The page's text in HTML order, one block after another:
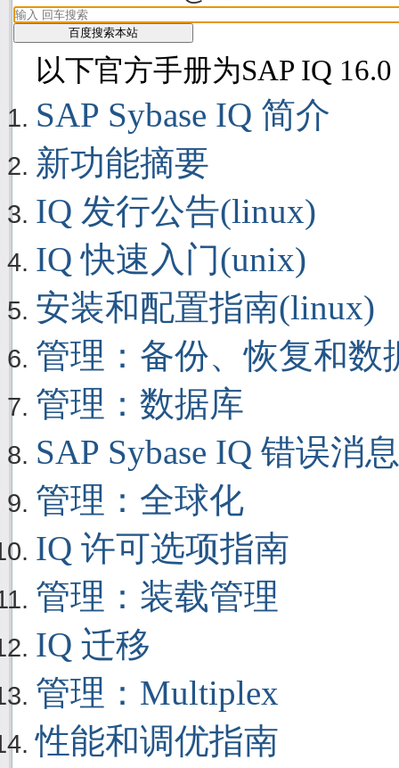
以下官方手册为SAP IQ
SAP Sybase IQ 简介
新功能摘要
IQ 发行公告(linux)
IQ 快速入门(unix)
安装和配置指南(linux)
管理：备份、恢复和数
管理：数据库
SAP Sybase IQ 错误消息
管理：全球化
IQ 许可选项指南
管理：装载管理
IQ 迁移
管理：Multiplex
性能和调优指南